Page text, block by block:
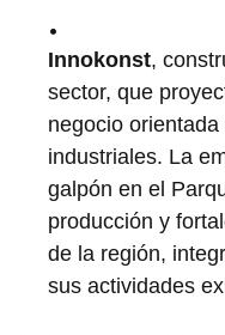
Innokonst,
sector, que
negocio
industriales. La
galpón en el
producción y
de la región,
sus actividades